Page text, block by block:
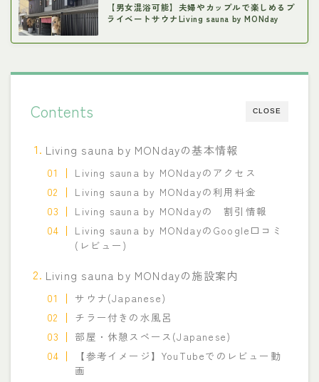
【男女混浴可能】夫婦やカップルで楽しめるプ
ライベートサウナLiving sauna by MONday
CLOSE
Contents
Living sauna by MONdayの基本情報
Living sauna by MONdayのアクセス
Living sauna by MONdayの利用料金
Living sauna by MONdayの 割引情報
Living sauna by MONdayのGoogle口コミ
(レビュー)
Living sauna by MONdayの施設案内
サウナ(Japanese)
チラー付きの水風呂
部屋・休憩スペース(Japanese)
【参考イメージ】YouTubeでのレビュー動
画